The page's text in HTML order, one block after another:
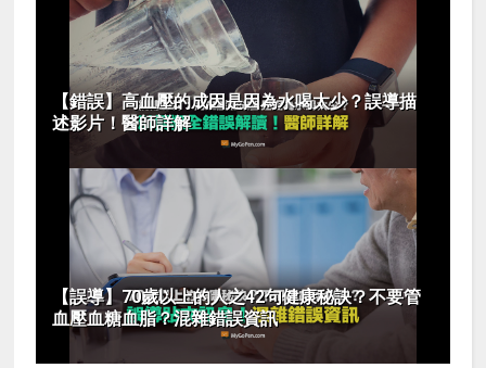
【錯誤】高血壓的成因是因為水喝太少？誤導描
述影片！醫師詳解
【誤導】70歲以上的人之42句健康秘訣？不要管
血壓血糖血脂？混雜錯誤資訊